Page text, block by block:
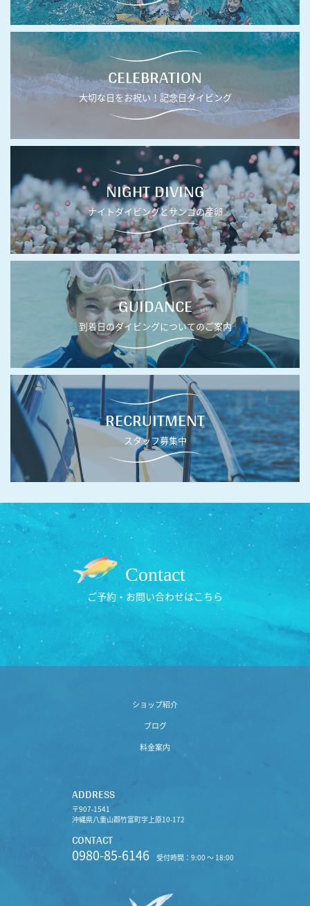
CELEBRATION
大切な日をお祝い！記念日ダイビング
NIGHT DIVING
ナイトダイビングとサンゴの産卵
GUIDANCE
到着日のダイビングについてのご案内
RECRUITMENT
スタッフ募集中
Contact
ご予約・お問い合わせはこちら
ショップ紹介
ブログ
料金案内
ADDRESS
〒907-1541
沖縄県八重山郡竹富町字上原10-172
CONTACT
0980-85-6146 受付時間：9:00 〜 18:00